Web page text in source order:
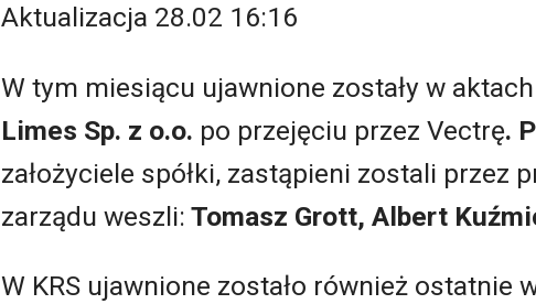
Aktualizacja 28.02 16:16
W tym miesiącu ujawnione zostały w
Limes Sp. z o.o. po przejęciu przez Vectrę.
założyciele spółki, zastąpieni zostali przez
zarządu weszli: Tomasz Grott, Albert
W KRS ujawnione zostało również ostatnie